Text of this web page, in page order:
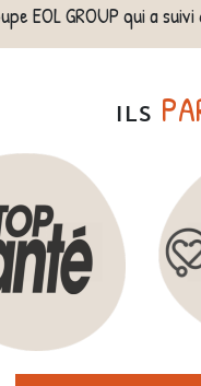
EOL GROUP qui a
ILS